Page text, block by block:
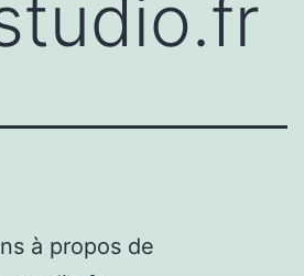
à propos de